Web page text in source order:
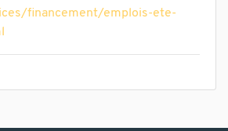
financement/emplois-ete-